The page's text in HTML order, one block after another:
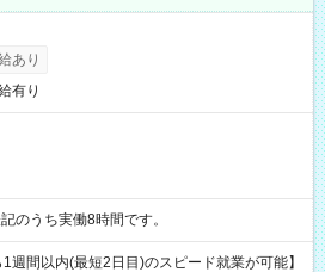
あり
有り
※表記のうち実働8時間です。
週間以内(最短2日目)のスピード就業が可能】